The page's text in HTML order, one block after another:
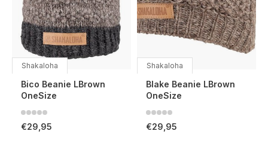
Shakaloha
Bico Beanie LBrown
OneSize
€29,95
Shakaloha
Blake Beanie LBrown
OneSize
€29,95